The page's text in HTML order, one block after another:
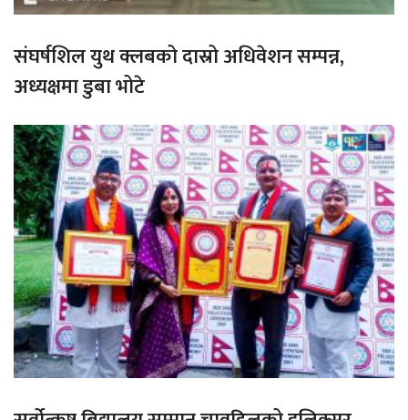
संघर्षशिल युथ क्लबको दास्रो अधिवेशन सम्पन्न,
अध्यक्षमा डुबा भोटे